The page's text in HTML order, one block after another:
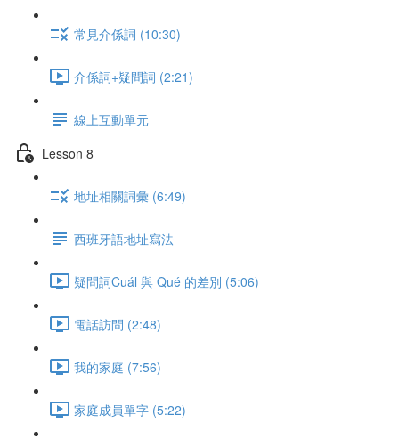
常見介係詞 (10:30)
介係詞+疑問詞 (2:21)
線上互動單元
Lesson 8
地址相關詞彙 (6:49)
西班牙語地址寫法
疑問詞Cuál 與 Qué 的差別 (5:06)
電話訪問 (2:48)
我的家庭 (7:56)
家庭成員單字 (5:22)